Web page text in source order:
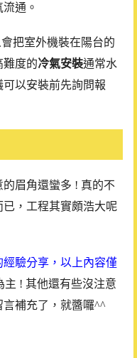
通。
把室外機裝在陽台的
難度的冷氣安裝通常水
以安裝前先詢問報
眉角還蠻多 ! 真的不
，工程其實頗浩大呢
經驗分享，以上內容僅
! 其他還有些沒注意
補充了，就醬囉^^